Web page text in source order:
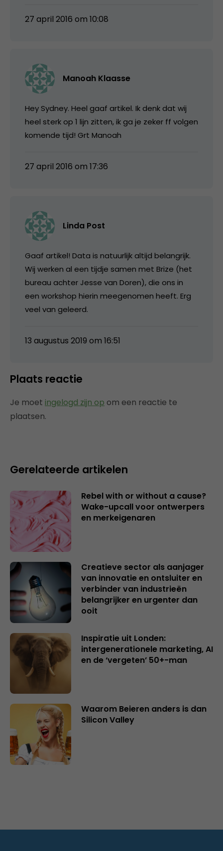
27 april 2016 om 10:08
Manoah Klaasse
Hey Sydney. Heel gaaf artikel. Ik denk dat wij
heel sterk op 1 lijn zitten, ik ga je zeker ff volgen
komende tijd! Grt Manoah
27 april 2016 om 17:36
Linda Post
Gaaf artikel! Data is natuurlijk altijd belangrijk.
Wij werken al een tijdje samen met Brize (het
bureau achter Jesse van Doren), die ons in
een workshop hierin meegenomen heeft. Erg
veel van geleerd.
13 augustus 2019 om 16:51
Plaats reactie
Je moet ingelogd zijn op om een reactie te
plaatsen.
Gerelateerde artikelen
Rebel with or without a cause?
Wake-upcall voor ontwerpers
en merkeigenaren
Creatieve sector als aanjager
van innovatie en ontsluiter en
verbinder van industrieën
belangrijker en urgenter dan
ooit
Inspiratie uit Londen:
intergenerationele marketing, AI
en de ‘vergeten’ 50+-man
Waarom Beieren anders is dan
Silicon Valley